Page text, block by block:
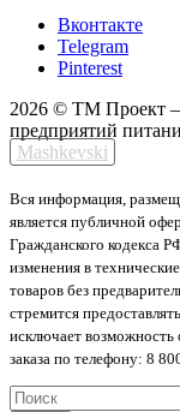
Вконтакте
Telegram
Pinterest
2026 © ТМ Проект
предприятий
Mashkevski
Вся информация,
является публичной
Гражданского кодекса
изменения в
товаров без
стремится
исключает
заказа по телефону: 8